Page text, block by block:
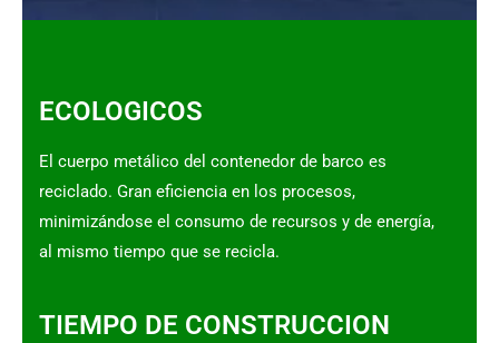
ECOLOGICOS
El cuerpo metálico del contenedor de barco es
reciclado. Gran eficiencia en los procesos,
minimizándose el consumo de recursos y de energía,
al mismo tiempo que se recicla.
TIEMPO DE CONSTRUCCION